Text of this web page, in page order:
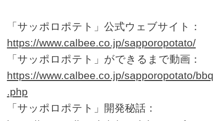
「サッポロポテト」公式ウェブサイト：
https://www.calbee.co.jp/sapporopotato/
「サッポロポテト」ができるまで動画：
https://www.calbee.co.jp/sapporopotato/bbq
.php
「サッポロポテト」開発秘話：